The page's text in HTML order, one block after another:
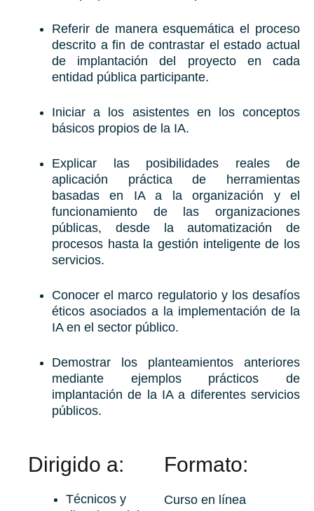
Referir de manera esquemática el proceso
descrito a fin de contrastar el estado actual
de implantación del proyecto en cada
entidad pública participante.
Iniciar a los asistentes en los conceptos
básicos propios de la IA.
Explicar las posibilidades reales de
aplicación práctica de herramientas
basadas en IA a la organización y el
funcionamiento de las organizaciones
públicas, desde la automatización de
procesos hasta la gestión inteligente de los
servicios.
Conocer el marco regulatorio y los desafíos
éticos asociados a la implementación de la
IA en el sector público.
Demostrar los planteamientos anteriores
mediante ejemplos prácticos de
implantación de la IA a diferentes servicios
públicos.
Dirigido a:
Técnicos y
Formato:
Curso en línea